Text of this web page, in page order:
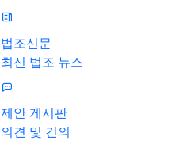
법조신문
최신 법조 뉴스
제안 게시판
의견 및 건의